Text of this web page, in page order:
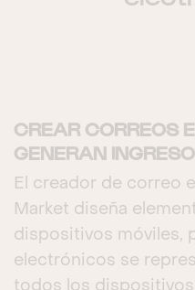
CREAR CORREOS
GENERAN
El creador de correo
Market diseña
dispositivos móviles,
electrónicos se